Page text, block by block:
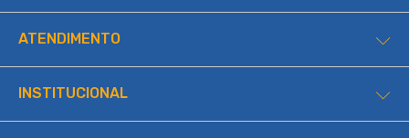
ATENDIMENTO
INSTITUCIONAL